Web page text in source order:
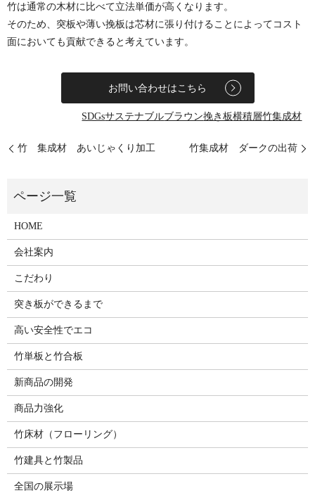
竹は通常の木材に比べて立法単価が高くなります。
そのため、突板や薄い挽板は芯材に張り付けることによってコスト
面においても貢献できると考えています。
お問い合わせはこちら
SDGsサステナブルブラウン挽き板横積層竹集成材
竹 集成材 あいじゃくり加工 竹集成材 ダークの出荷
HOME
会社案内
こだわり
突き板ができるまで
高い安全性でエコ
竹単板と竹合板
新商品の開発
商品力強化
竹床材（フローリング）
竹建具と竹製品
全国の展示場